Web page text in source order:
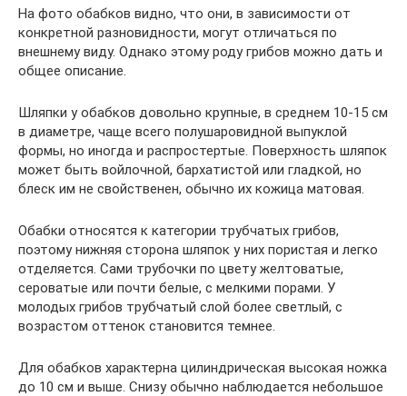
На фото обабков видно, что они, в зависимости от
конкретной разновидности, могут отличаться по
внешнему виду. Однако этому роду грибов можно дать и
общее описание.
Шляпки у обабков довольно крупные, в среднем 10-15 см
в диаметре, чаще всего полушаровидной выпуклой
формы, но иногда и распростертые. Поверхность шляпок
может быть войлочной, бархатистой или гладкой, но
блеск им не свойственен, обычно их кожица матовая.
Обабки относятся к категории трубчатых грибов,
поэтому нижняя сторона шляпок у них пористая и легко
отделяется. Сами трубочки по цвету желтоватые,
сероватые или почти белые, с мелкими порами. У
молодых грибов трубчатый слой более светлый, с
возрастом оттенок становится темнее.
Для обабков характерна цилиндрическая высокая ножка
до 10 см и выше. Снизу обычно наблюдается небольшое